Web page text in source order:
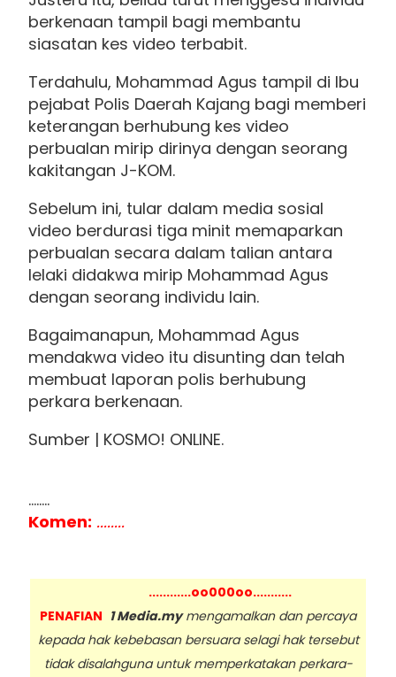
berkenaan tampil bagi membantu
siasatan kes video terbabit.
Terdahulu, Mohammad Agus tampil di Ibu
pejabat Polis Daerah Kajang bagi memberi
keterangan berhubung kes video
perbualan mirip dirinya dengan seorang
kakitangan J-KOM.
Sebelum ini, tular dalam media sosial
video berdurasi tiga minit memaparkan
perbualan secara dalam talian antara
lelaki didakwa mirip Mohammad Agus
dengan seorang individu lain.
Bagaimanapun, Mohammad Agus
mendakwa video itu disunting dan telah
membuat laporan polis berhubung
perkara berkenaan.
Sumber | KOSMO! ONLINE.
........
Komen: ........
............oo000oo...........
PENAFIAN 1 Media.mymengamalkan dan percaya
kepada hak kebebasan bersuara selagi hak tersebut
tidak disalahguna untuk memperkatakan perkara-